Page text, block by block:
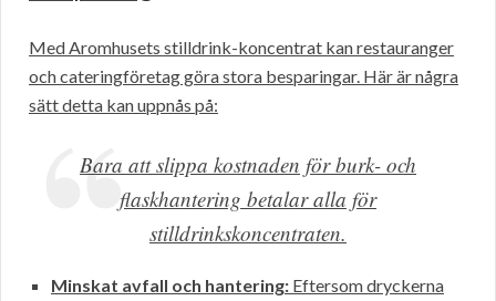
Med Aromhusets stilldrink-koncentrat kan restauranger
och cateringföretag göra stora besparingar. Här är några
sätt detta kan uppnås på:
Bara att slippa kostnaden för burk- och
flaskhantering betalar alla för
stilldrinkskoncentraten.
Minskat avfall och hantering: Eftersom dryckerna